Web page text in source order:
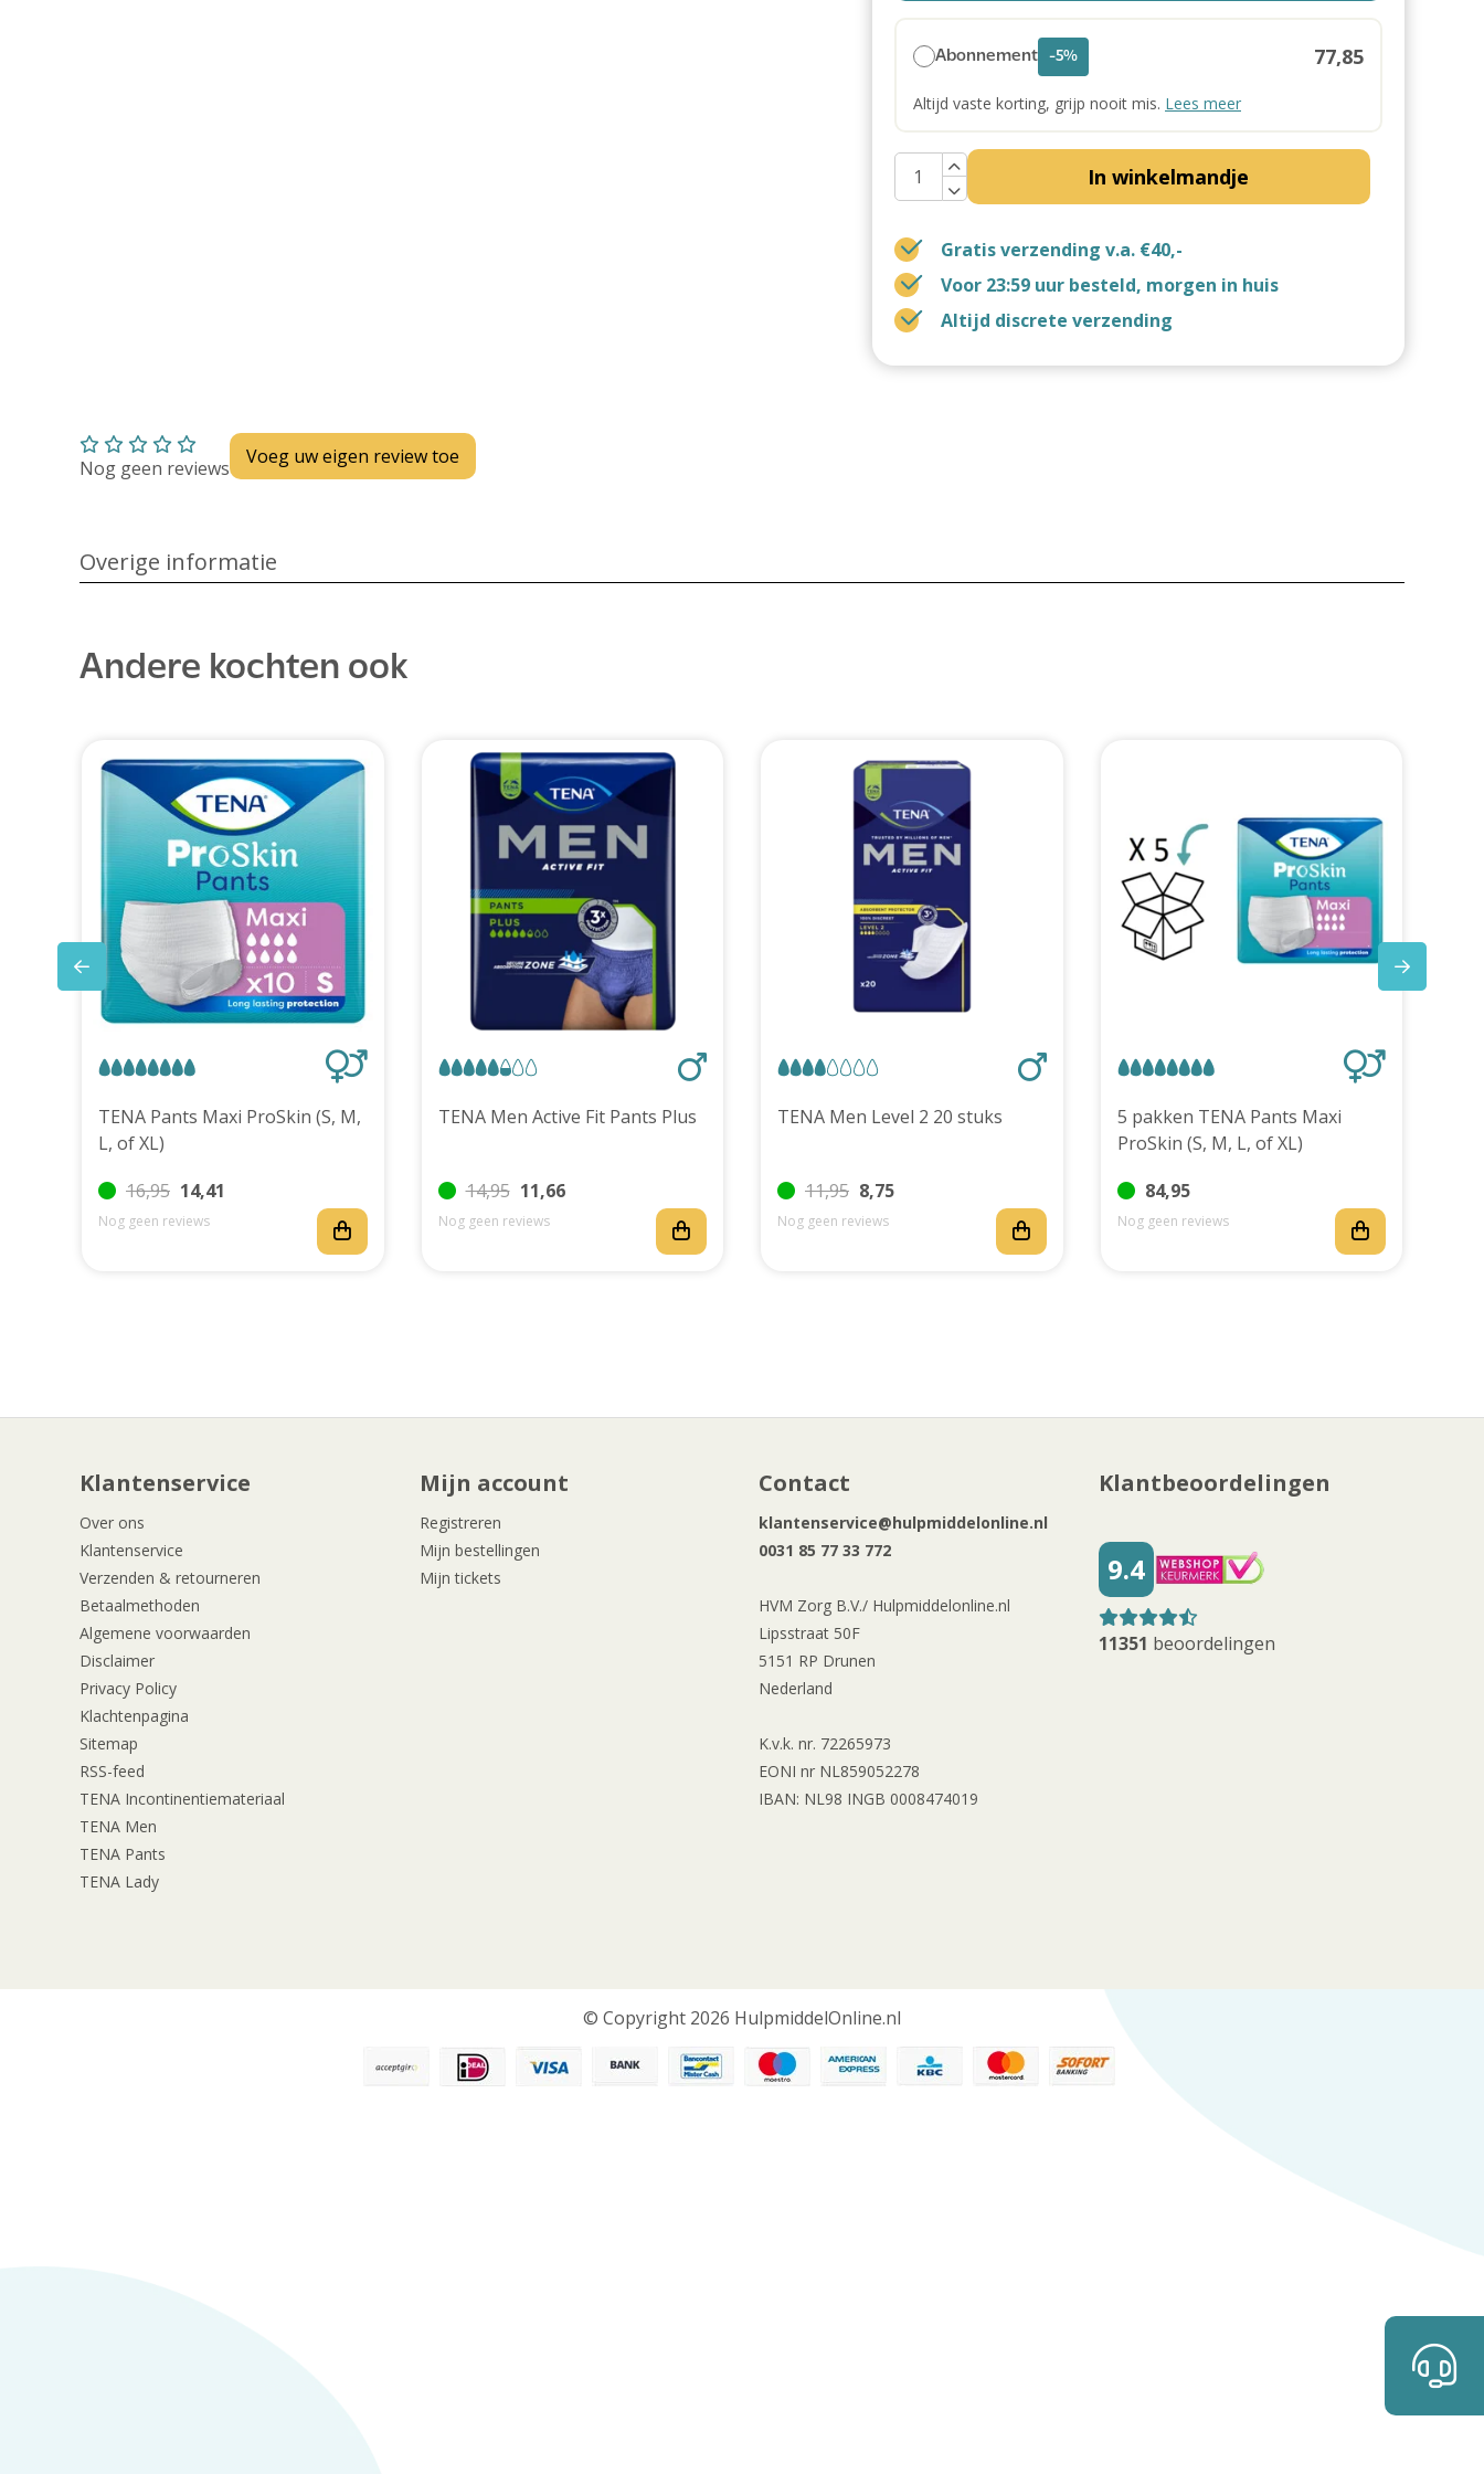
Abonnement -5% 77,85
Altijd vaste korting, grijp nooit mis. Lees meer
In winkelmandje
Gratis verzending v.a. €40,-
Voor 23:59 uur besteld, morgen in huis
Altijd discrete verzending
Nog geen reviews Voeg uw eigen review toe
Overige informatie
Andere kochten ook
TENA Pants Maxi ProSkin (S, M,
L, of XL)
16,95 14,41
Nog geen reviews
TENA Men Active Fit Pants Plus
14,95 11,66
Nog geen reviews
TENA Men Level 2 20 stuks
11,95 8,75
Nog geen reviews
5 pakken TENA Pants Maxi
ProSkin (S, M, L, of XL)
84,95
Nog geen reviews
Klantenservice
Over ons
Klantenservice
Verzenden & retourneren
Betaalmethoden
Algemene voorwaarden
Disclaimer
Privacy Policy
Klachtenpagina
Sitemap
RSS-feed
TENA Incontinentiemateriaal
TENA Men
TENA Pants
TENA Lady
Mijn account
Registreren
Mijn bestellingen
Mijn tickets
Contact
klantenservice@hulpmiddelonline.nl
0031 85 77 33 772
HVM Zorg B.V./ Hulpmiddelonline.nl
Lipsstraat 50F
5151 RP Drunen
Nederland
K.v.k. nr. 72265973
EONI nr NL859052278
IBAN: NL98 INGB 0008474019
Klantbeoordelingen
9.4
11351 beoordelingen
© Copyright 2026 HulpmiddelOnline.nl